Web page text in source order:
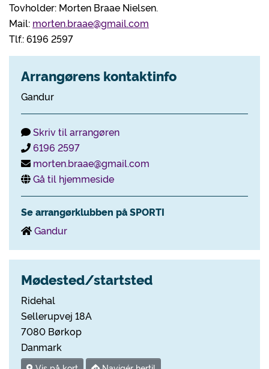
Tovholder: Morten Braae Nielsen.
Mail: morten.braae@gmail.com
Tlf.: 6196 2597
Arrangørens kontaktinfo
Gandur
Skriv til arrangøren
6196 2597
morten.braae@gmail.com
Gå til hjemmeside
Se arrangørklubben på SPORTI
Gandur
Mødested/startsted
Ridehal
Sellerupvej 18A
7080 Børkop
Danmark